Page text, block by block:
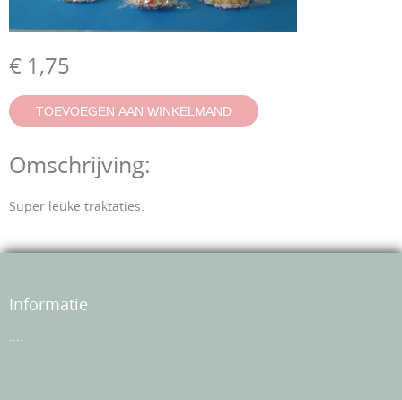
€ 1,75
Omschrijving:
Super leuke traktaties.
Informatie
....